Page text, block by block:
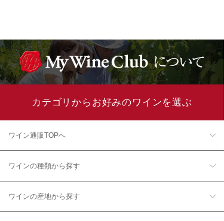
カテゴリからお好みのワインを選ぶ
ワイン通販TOPへ
ワインの種類から探す
ワインの産地から探す